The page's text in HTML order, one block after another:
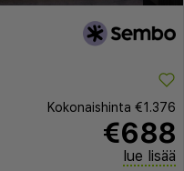
Kokonaishinta €1.376
€688
lue lisää